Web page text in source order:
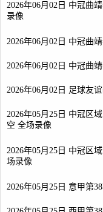
2026年06月02日 中冠曲
录像
2026年06月02日 中冠曲
2026年06月02日 中冠曲
2026年06月02日 足球友
2026年05月25日 中冠区
空 全场录像
2026年05月25日 中冠区
场录像
2026年05月25日 意甲第